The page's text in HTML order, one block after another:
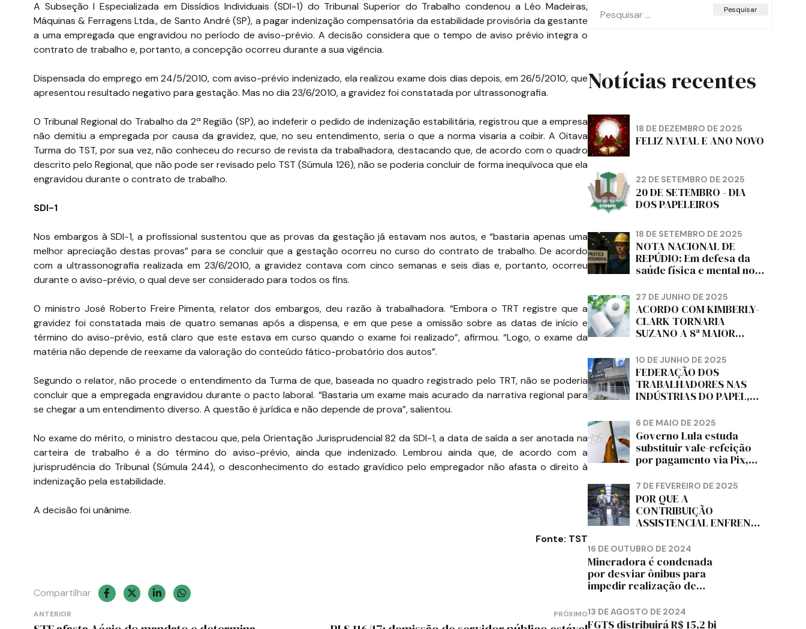
A Subseção I Especializada em Dissídios Individuais (SDI-1) do Tribunal Superior do Trabalho condenou a Léo Madeiras,
Máquinas & Ferragens Ltda., de Santo André (SP), a pagar indenização compensatória da estabilidade provisória da gestante
a uma empregada que engravidou no período de aviso-prévio. A decisão considera que o tempo de aviso prévio integra o
contrato de trabalho e, portanto, a concepção ocorreu durante a sua vigência.
Dispensada do emprego em 24/5/2010, com aviso-prévio indenizado, ela realizou exame dois dias depois, em 26/5/2010, que
apresentou resultado negativo para gestação. Mas no dia 23/6/2010, a gravidez foi constatada por ultrassonografia.
O Tribunal Regional do Trabalho da 2ª Região (SP), ao indeferir o pedido de indenização estabilitária, registrou que a empresa
não demitiu a empregada por causa da gravidez, que, no seu entendimento, seria o que a norma visaria a coibir. A Oitava
Turma do TST, por sua vez, não conheceu do recurso de revista da trabalhadora, destacando que, de acordo com o quadro
descrito pelo Regional, que não pode ser revisado pelo TST (Súmula 126), não se poderia concluir de forma inequívoca que ela
engravidou durante o contrato de trabalho.
SDI-1
Nos embargos à SDI-1, a profissional sustentou que as provas da gestação já estavam nos autos, e “bastaria apenas uma
melhor apreciação destas provas” para se concluir que a gestação ocorreu no curso do contrato de trabalho. De acordo
com a ultrassonografia realizada em 23/6/2010, a gravidez contava com cinco semanas e seis dias e, portanto, ocorreu
durante o aviso-prévio, o qual deve ser considerado para todos os fins.
O ministro José Roberto Freire Pimenta, relator dos embargos, deu razão à trabalhadora. “Embora o TRT registre que a
gravidez foi constatada mais de quatro semanas após a dispensa, e em que pese a omissão sobre as datas de início e
término do aviso-prévio, está claro que este estava em curso quando o exame foi realizado”, afirmou. “Logo, o exame da
matéria não depende de reexame da valoração do conteúdo fático-probatório dos autos”.
Segundo o relator, não procede o entendimento da Turma de que, baseada no quadro registrado pelo TRT, não se poderia
concluir que a empregada engravidou durante o pacto laboral. “Bastaria um exame mais acurado da narrativa regional para
se chegar a um entendimento diverso. A questão é jurídica e não depende de prova”, salientou.
No exame do mérito, o ministro destacou que, pela Orientação Jurisprudencial 82 da SDI-1, a data de saída a ser anotada na
carteira de trabalho é a do término do aviso-prévio, ainda que indenizado. Lembrou ainda que, de acordo com a
jurisprudência do Tribunal (Súmula 244), o desconhecimento do estado gravídico pelo empregador não afasta o direito à
indenização pela estabilidade.
A decisão foi unânime.
Fonte: TST
Compartilhar
Navegação
ANTERIOR PRÓXIMO
Pesquisar
por:
Notícias recentes
18 DE DEZEMBRO DE 2025
FELIZ NATAL E ANO NOVO
22 DE SETEMBRO DE 2025
20 DE SETEMBRO - DIA
DOS PAPELEIROS
18 DE SETEMBRO DE 2025
NOTA NACIONAL DE
REPÚDIO: Em defesa da
saúde física e mental no
da dignidade sindical.
27 DE JUNHO DE 2025
ACORDO COM KIMBERLY-
CLARK TORNARIA
SUZANO A 8ª MAIOR
HIGIÊNICO DO MUNDO,
DIZ FITCH
10 DE JUNHO DE 2025
FEDERAÇÃO DOS
TRABALHADORES NAS
INDÚSTRIAS DO PAPEL,
CORTIÇA E ARTEFATOS
DE PAPEL DO ESTADO DO
PARANÁ – FETRAPEL-PR
6 DE MAIO DE 2025
Governo Lula estuda
substituir vale-refeição
por pagamento via Pix,
7 DE FEVEREIRO DE 2025
POR QUE A
CONTRIBUIÇÃO
ASSISTENCIAL ENFRENTA
TRABALHADORES?
16 DE OUTUBRO DE 2024
Mineradora é condenada
por desviar ônibus para
impedir realização de
13 DE AGOSTO DE 2024
FGTS distribuirá R$ 15,2 bi